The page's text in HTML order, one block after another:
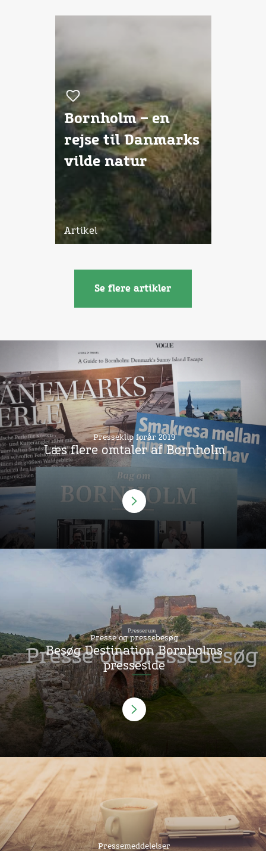
Bornholm – en
rejse til Danmarks
vilde natur
Artikel
Se flere artikler
Presseklip forår 2019
Læs flere omtaler af Bornholm
Presse og pressebesøg
Besøg Destination Bornholms
presseside
Pressemeddelelser